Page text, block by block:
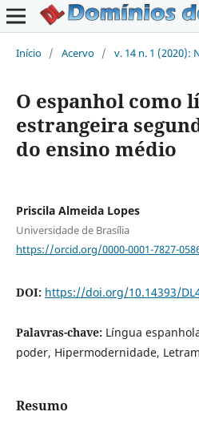
Início / Acervo / v. 14 n. 1 (2020):
O espanhol como
estrangeira
do ensino médio
Priscila Almeida Lopes
Universidade de Brasília
https://orcid.org/0000-0001-7827-
DOI: https://doi.org/10.14393/
Palavras-chave: Língua
poder, Hipermodernidade,
Resumo